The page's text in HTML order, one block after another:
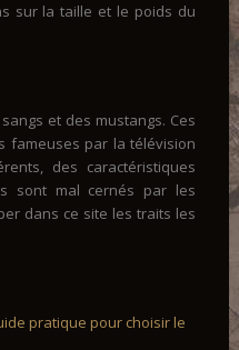
sur la taille et le poids du
et des mustangs. Ces
fameuses par la télévision
des caractéristiques
sont mal cernés par les
dans ce site les traits les
pratique pour choisir le